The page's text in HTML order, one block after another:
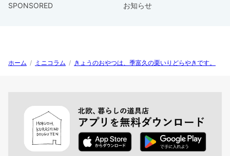
SPONSORED お知らせ
ホーム / ミニコラム / きょうのおやつは、季富久の栗いりどらやきです。